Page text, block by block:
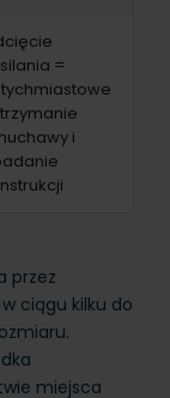
=
i
przez
ciągu kilku do
miejsca